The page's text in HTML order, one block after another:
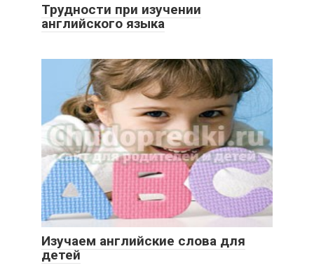
Трудности при изучении
английского языка
Изучаем английские слова для
детей